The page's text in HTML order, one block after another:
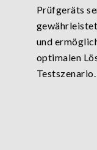
Prüfgeräts
und
optimalen
Testszenario.